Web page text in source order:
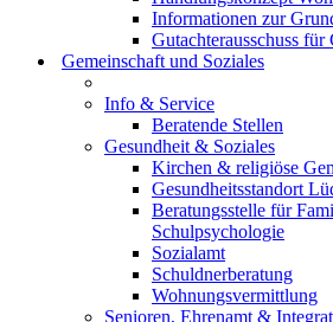
Informationen zur
Gutachterausschuss
Gemeinschaft und Soziales
Info & Service
Beratende Stellen
Gesundheit & Soziales
Kirchen & religiöse
Gesundheitsstandort
Beratungsstelle für
Schulpsychologie
Sozialamt
Schuldnerberatung
Wohnungsvermittlung
Senioren, Ehrenamt &